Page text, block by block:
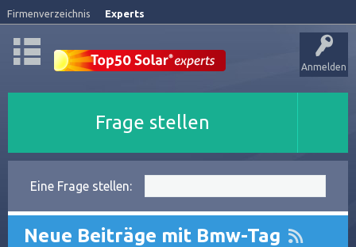
Firmenverzeichnis Experts
Anmelden
Frage stellen
Eine Frage stellen:
Neue Beiträge mit Bmw-Tag